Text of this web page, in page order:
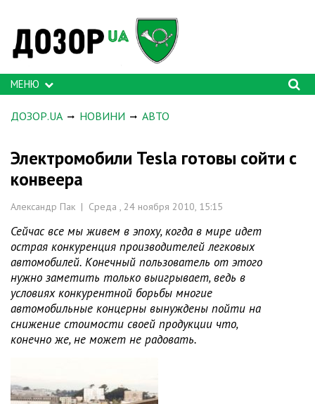
МЕНЮ
ДОЗОР.UA НОВИНИ АВТО
Электромобили Tesla готовы сойти с
конвеера
Александр Пак | Среда , 24 ноября 2010, 15:15
Сейчас все мы живем в эпоху, когда в мире идет
острая конкуренция производителей легковых
автомобилей. Конечный пользователь от этого
нужно заметить только выигрывает, ведь в
условиях конкурентной борьбы многие
автомобильные концерны вынуждены пойти на
снижение стоимости своей продукции что,
конечно же, не может не радовать.